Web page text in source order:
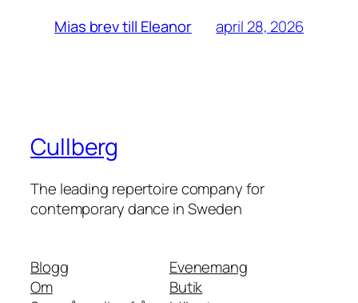
Mias brev till Eleanor april 28, 2026
Cullberg
The leading repertoire company for
contemporary dance in Sweden
Blogg
Om
Evenemang
Butik